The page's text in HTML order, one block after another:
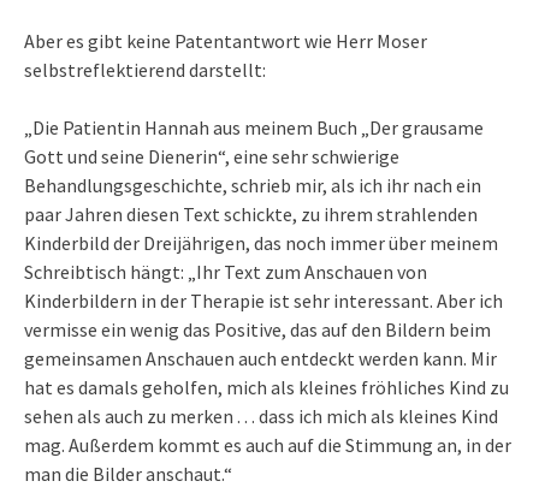
Aber es gibt keine Patentantwort wie Herr Moser
selbstreflektierend darstellt:
„Die Patientin Hannah aus meinem Buch „Der grausame
Gott und seine Dienerin“, eine sehr schwierige
Behandlungsgeschichte, schrieb mir, als ich ihr nach ein
paar Jahren diesen Text schickte, zu ihrem strahlenden
Kinderbild der Dreijährigen, das noch immer über meinem
Schreibtisch hängt: „Ihr Text zum Anschauen von
Kinderbildern in der Therapie ist sehr interessant. Aber ich
vermisse ein wenig das Positive, das auf den Bildern beim
gemeinsamen Anschauen auch entdeckt werden kann. Mir
hat es damals geholfen, mich als kleines fröhliches Kind zu
sehen als auch zu merken . . . dass ich mich als kleines Kind
mag. Außerdem kommt es auch auf die Stimmung an, in der
man die Bilder anschaut.“